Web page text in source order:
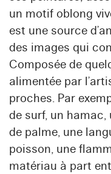
un motif oblong
est une source
des images qui
Composée de
alimentée par
proches. Par
de surf, un hamac,
de palme, une
poisson, une
matériau à part